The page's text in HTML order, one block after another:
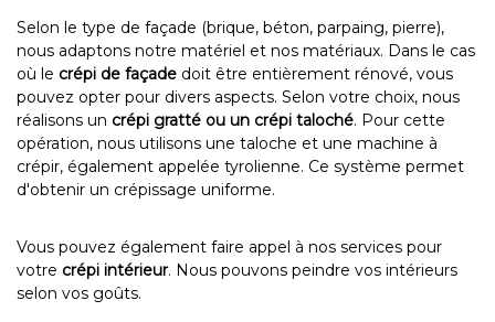
Selon le type de façade (brique, béton, parpaing, pierre),
nous adaptons notre matériel et nos matériaux. Dans le cas
où le crépi de façade doit être entièrement rénové, vous
pouvez opter pour divers aspects. Selon votre choix, nous
réalisons un crépi gratté ou un crépi taloché. Pour cette
opération, nous utilisons une taloche et une machine à
crépir, également appelée tyrolienne. Ce système permet
d'obtenir un crépissage uniforme.
Vous pouvez également faire appel à nos services pour
votre crépi intérieur. Nous pouvons peindre vos intérieurs
selon vos goûts.